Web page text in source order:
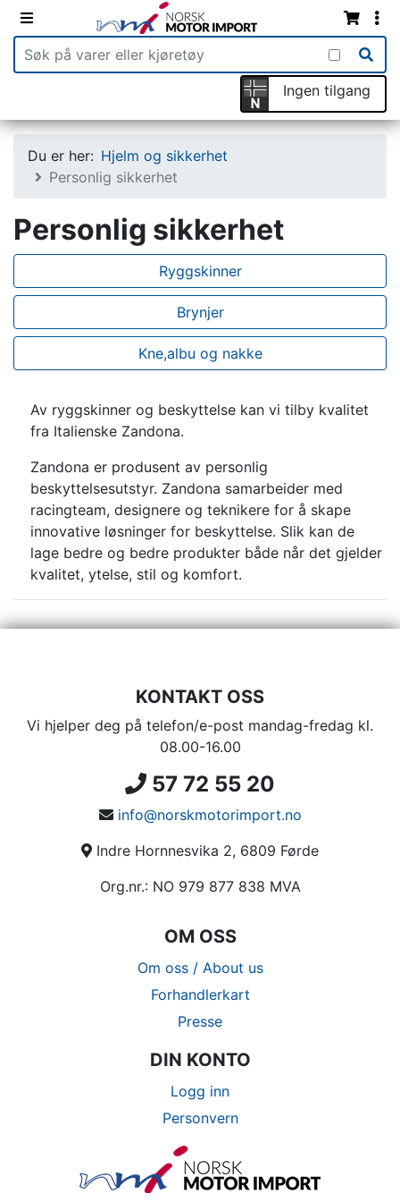
Ingen tilgang
Du er her: Hjelm og sikkerhet
Personlig sikkerhet
Personlig sikkerhet
Ryggskinner
Brynjer
Kne,albu og nakke
Av ryggskinner og beskyttelse kan vi tilby kvalitet
fra Italienske Zandona.
Zandona er produsent av personlig
beskyttelsesutstyr. Zandona samarbeider med
racingteam, designere og teknikere for å skape
innovative løsninger for beskyttelse. Slik kan de
lage bedre og bedre produkter både når det gjelder
kvalitet, ytelse, stil og komfort.
KONTAKT OSS
Vi hjelper deg på telefon/e-post mandag-fredag kl.
08.00-16.00
57 72 55 20
info@norskmotorimport.no
Indre Hornnesvika 2, 6809 Førde
Org.nr.: NO 979 877 838 MVA
OM OSS
Om oss / About us
Forhandlerkart
Presse
DIN KONTO
Logg inn
Personvern